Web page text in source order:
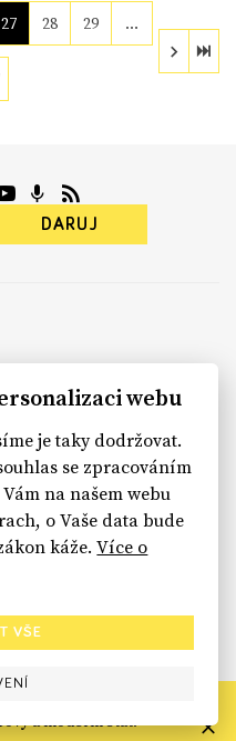
27 28 29 …
DARUJ
organizace však dál
a moderní stát.
webu
je taky dodržovat.
se zpracováním
na našem webu
o Vaše data bude
káže.Více o
VŠE